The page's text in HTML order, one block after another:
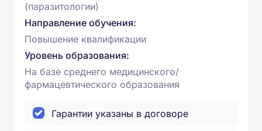
(паразитологии)
Направление обучения:
Повышение квалификации
Уровень образования:
На базе среднего медицинского/
фармацевтического образования
Гарантии указаны в договоре